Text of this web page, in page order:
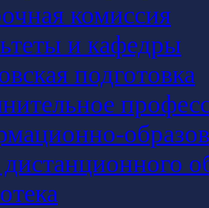
комиссия
и кафедры
подготовка